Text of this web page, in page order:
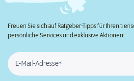
Freuen Sie sich auf Ratgeber-Tipps für Ihren
persönliche Services und exklusive Aktionen!
E-Mail-Adresse*